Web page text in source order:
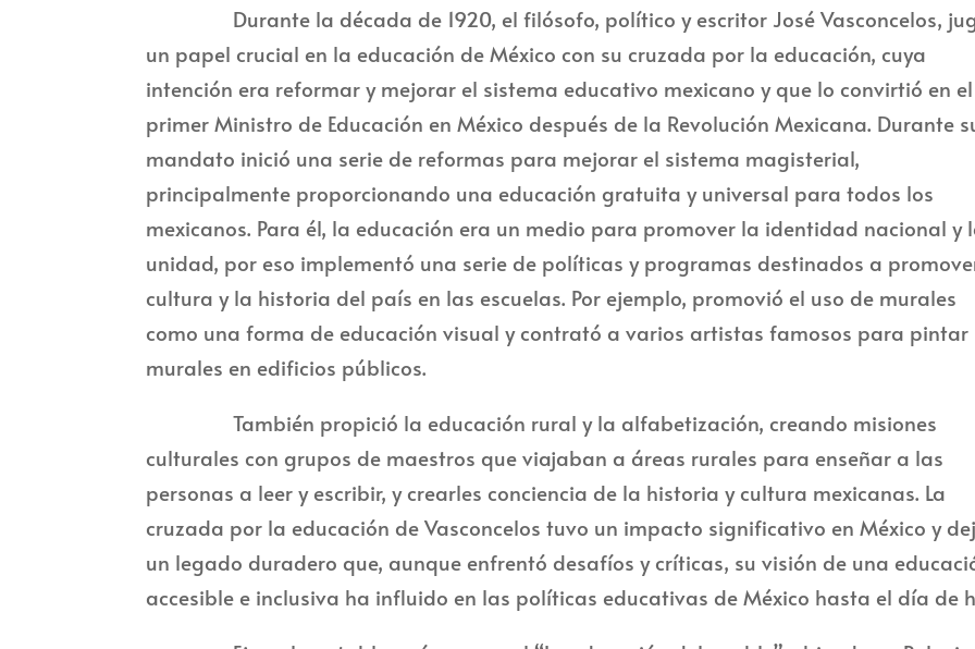
Durante la década de 1920, el filósofo, político y escritor José Vasconcelos,
un papel crucial en la educación de México con su cruzada por la educación, cuya
intención era reformar y mejorar el sistema educativo mexicano y que lo convirtió en el
primer Ministro de Educación en México después de la Revolución Mexicana. Durante
mandato inició una serie de reformas para mejorar el sistema magisterial,
principalmente proporcionando una educación gratuita y universal para todos los
mexicanos. Para él, la educación era un medio para promover la identidad nacional y
unidad, por eso implementó una serie de políticas y programas destinados a
cultura y la historia del país en las escuelas. Por ejemplo, promovió el uso de murales
como una forma de educación visual y contrató a varios artistas famosos para pintar
murales en edificios públicos.
También propició la educación rural y la alfabetización, creando misiones
culturales con grupos de maestros que viajaban a áreas rurales para enseñar a las
personas a leer y escribir, y crearles conciencia de la historia y cultura mexicanas. La
cruzada por la educación de Vasconcelos tuvo un impacto significativo en México y
un legado duradero que, aunque enfrentó desafíos y críticas, su visión de una
accesible e inclusiva ha influido en las políticas educativas de México hasta el día de